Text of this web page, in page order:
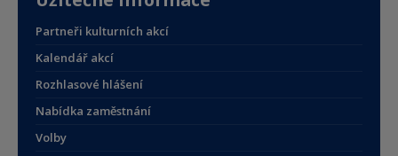
Partneři kulturních akcí
Kalendář akcí
Rozhlasové hlášení
Nabídka zaměstnání
Volby